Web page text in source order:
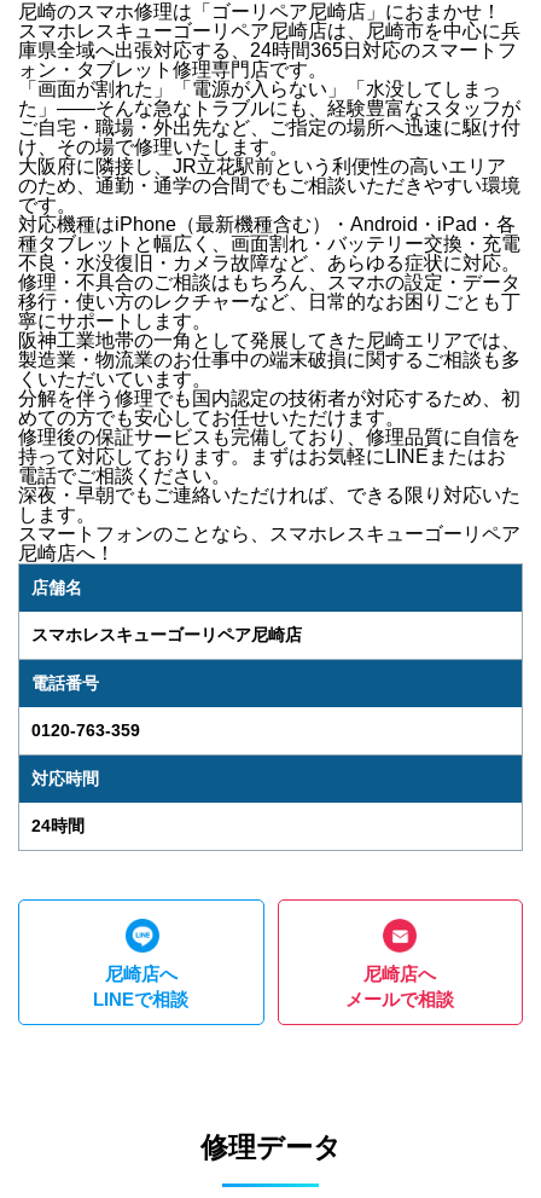
尼崎のスマホ修理は「ゴーリペア尼崎店」におまかせ！
スマホレスキューゴーリペア尼崎店は、
尼崎市を中心に兵
庫県全域へ出張対応する、24時間365日対応のスマートフ
ォン・タブレット修理専門店です。
「画面が割れた」「電源が入らない」「水没してしまっ
た」 ——そんな急なトラブルにも、経験豊富なスタッフが
ご自宅・職場・外出先など、ご指定の場所へ迅速に駆け付
け 、その場で修理いたします。
大阪府に隣接し、JR立花駅前という利便性の高いエリア
のため、通勤・通学の合間でもご相談いただきやすい環境
です。
対応機種はiPhone（最新機種含む）・Android・iPad・各
種タブレット と幅広く、 画面割れ・バッテリー交換・充電
不良・水没復旧・カメラ故障など、あらゆる症状に対応。
修理・不具合のご相談はもちろん、
スマホの設定・データ
移行・使い方のレクチャーなど、日常的なお困りごとも丁
寧にサポートします。
阪神工業地帯の一角として発展してきた尼崎エリアでは、
製造業・物流業のお仕事中の端末破損に関するご相談も多
くいただいています。
分解を伴う修理でも国内認定の技術者が対応するため、初
めての方でも安心してお任せいただけます。
修理後の保証サービス も完備しており、修理品質に自信を
持って対応しております。
まずはお気軽にLINEまたはお
電話でご相談ください。
深夜・早朝でもご連絡いただければ、できる限り対応いた
します。
スマートフォンのことなら、
スマホレスキューゴーリペア
尼崎店へ！
店舗名
スマホレスキューゴーリペア尼崎店
電話番号
0120-763-359
対応時間
24時間
尼崎店へ
LINEで相談
尼崎店へ
メールで相談
修理データ